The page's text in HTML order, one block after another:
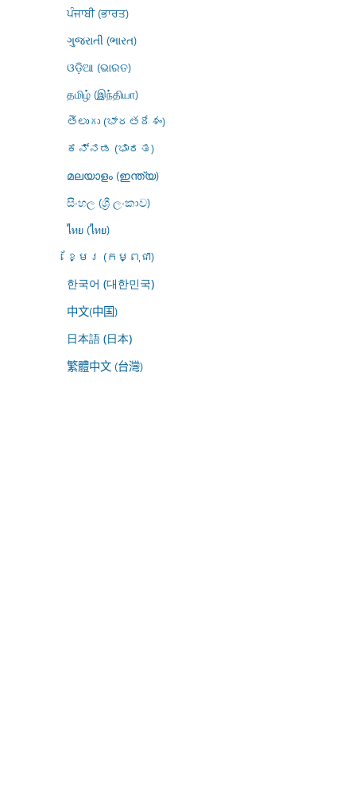
ਪੰਜਾਬੀ (ਭਾਰਤ)
ગુજરાતી (ભારત)
ଓଡ଼ିଆ (ଭାରତ)
தமிழ் (இந்தியா)
తెలుగు (భారతదేశం)
ಕನ್ನಡ (ಭಾರತ)
മലയാളം (ഇന്ത്യ)
සිංහල (ශ්‍රී ලංකාව)
ไทย (ไทย)
ខ្មែរ (កម្ពុជា)
한국어 (대한민국)
中文(中国)
日本語 (日本)
繁體中文 (台灣)